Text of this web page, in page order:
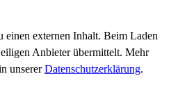
einen externen Inhalt. Beim Laden
Anbieter übermittelt. Mehr
unsererDatenschutzerklärung.